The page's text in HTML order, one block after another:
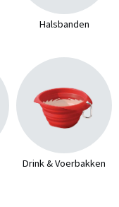
Halsbanden
Drink & Voerbakken